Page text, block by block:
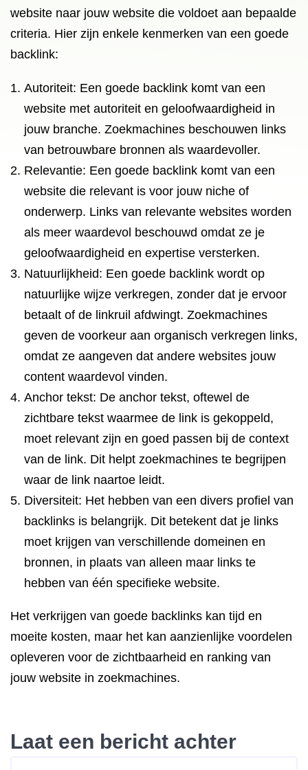
website naar jouw website die voldoet aan bepaalde
criteria. Hier zijn enkele kenmerken van een goede
backlink:
Autoriteit: Een goede backlink komt van een
website met autoriteit en geloofwaardigheid in
jouw branche. Zoekmachines beschouwen links
van betrouwbare bronnen als waardevoller.
Relevantie: Een goede backlink komt van een
website die relevant is voor jouw niche of
onderwerp. Links van relevante websites worden
als meer waardevol beschouwd omdat ze je
geloofwaardigheid en expertise versterken.
Natuurlijkheid: Een goede backlink wordt op
natuurlijke wijze verkregen, zonder dat je ervoor
betaalt of de linkruil afdwingt. Zoekmachines
geven de voorkeur aan organisch verkregen links,
omdat ze aangeven dat andere websites jouw
content waardevol vinden.
Anchor tekst: De anchor tekst, oftewel de
zichtbare tekst waarmee de link is gekoppeld,
moet relevant zijn en goed passen bij de context
van de link. Dit helpt zoekmachines te begrijpen
waar de link naartoe leidt.
Diversiteit: Het hebben van een divers profiel van
backlinks is belangrijk. Dit betekent dat je links
moet krijgen van verschillende domeinen en
bronnen, in plaats van alleen maar links te
hebben van één specifieke website.
Het verkrijgen van goede backlinks kan tijd en
moeite kosten, maar het kan aanzienlijke voordelen
opleveren voor de zichtbaarheid en ranking van
jouw website in zoekmachines.
Laat een bericht achter